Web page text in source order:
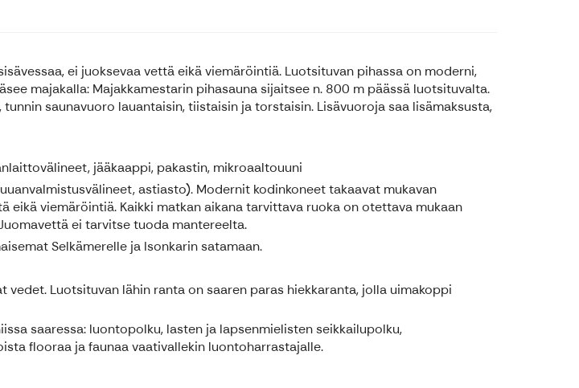
ei juoksevaa vettä eikä viemäröintiä. Luotsituvan pihassa on moderni,
majakalla: Majakkamestarin pihasauna sijaitsee n. 800 m päässä luotsituvalta.
saunavuoro lauantaisin, tiistaisin ja torstaisin. Lisävuoroja saa lisämaksusta,
jääkaappi, pakastin, mikroaaltouuni
astiasto). Modernit kodinkoneet takaavat mukavan
eikä viemäröintiä. Kaikki matkan aikana tarvittava ruoka on otettava mukaan
ei tarvitse tuoda mantereelta.
Selkämerelle ja Isonkarin satamaan.
vedet. Luotsituvan lähin ranta on saaren paras hiekkaranta, jolla uimakoppi
saaressa: luontopolku, lasten ja lapsenmielisten seikkailupolku,
flooraa ja faunaa vaativallekin luontoharrastajalle.